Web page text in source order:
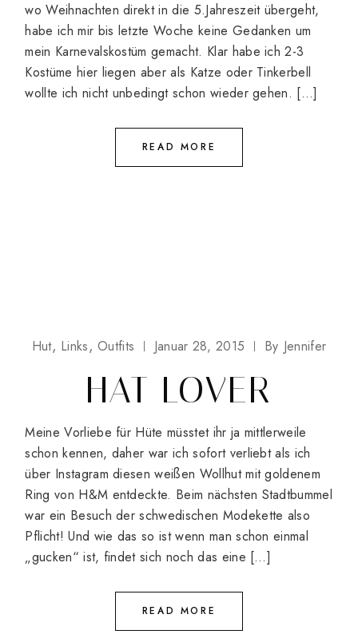
wo Weihnachten direkt in die 5.Jahreszeit übergeht,
habe ich mir bis letzte Woche keine Gedanken um
mein Karnevalskostüm gemacht. Klar habe ich 2-3
Kostüme hier liegen aber als Katze oder Tinkerbell
wollte ich nicht unbedingt schon wieder gehen. […]
READ MORE
Hut Links Outfits Januar 28, 2015 By Jennifer
HAT LOVER
Meine Vorliebe für Hüte müsstet ihr ja mittlerweile
schon kennen, daher war ich sofort verliebt als ich
über Instagram diesen weißen Wollhut mit goldenem
Ring von H&M entdeckte. Beim nächsten Stadtbummel
war ein Besuch der schwedischen Modekette also
Pflicht! Und wie das so ist wenn man schon einmal
„gucken“ ist, findet sich noch das eine […]
READ MORE